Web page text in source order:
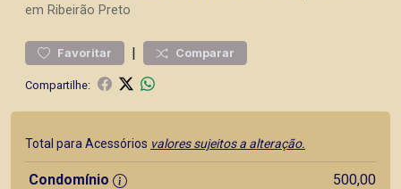
em Ribeirão Preto
Favoritar | Comparar
Compartilhe:
Total para Acessórios valores sujeitos a alteração.
Condomínio
500,00